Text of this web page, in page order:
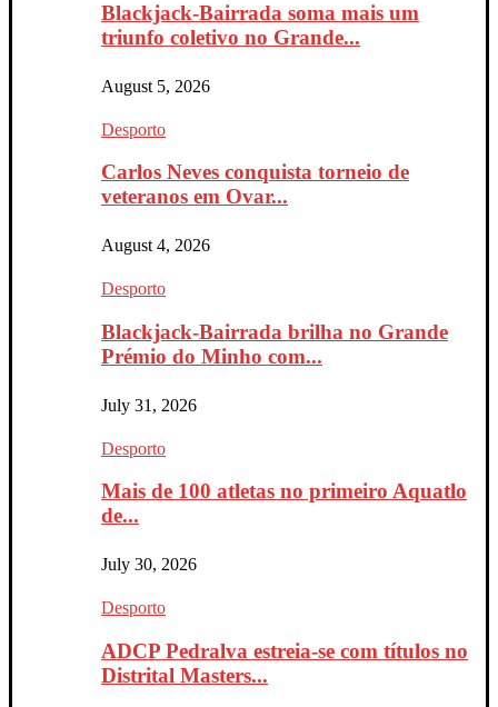
Blackjack-Bairrada soma mais um
triunfo coletivo no Grande...
August 5, 2026
Desporto
Carlos Neves conquista torneio de
veteranos em Ovar...
August 4, 2026
Desporto
Blackjack-Bairrada brilha no Grande
Prémio do Minho com...
July 31, 2026
Desporto
Mais de 100 atletas no primeiro Aquatlo
de...
July 30, 2026
Desporto
ADCP Pedralva estreia-se com títulos no
Distrital Masters...